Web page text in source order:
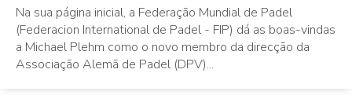
Na sua página inicial, a Federação Mundial de Padel
(Federacion International de Padel - FIP) dá as boas-vindas
a Michael Plehm como o novo membro da direcção da
Associação Alemã de Padel (DPV)...